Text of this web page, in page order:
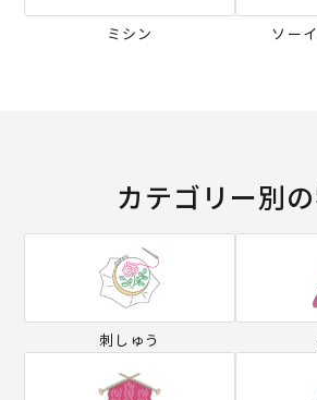
ミシン ソー
カテゴリー別
刺しゅう